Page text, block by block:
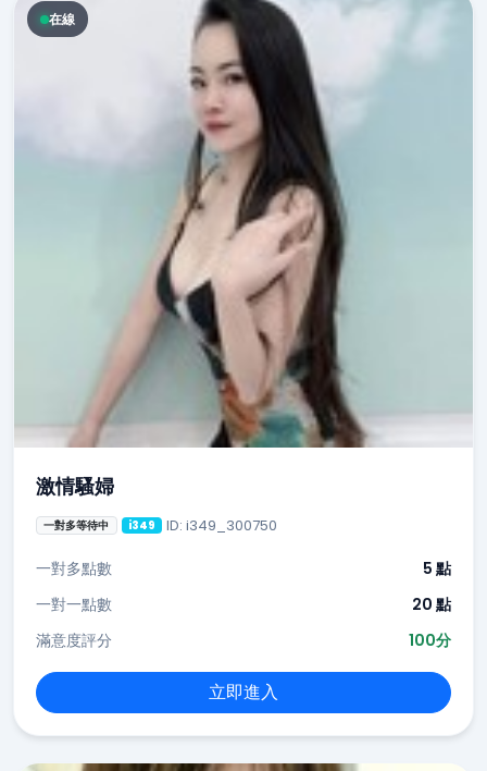
在線
激情騷婦
一對多等待中 i349 ID: i349_300750
一對多點數
5 點
一對一點數
20 點
滿意度評分
100分
立即進入